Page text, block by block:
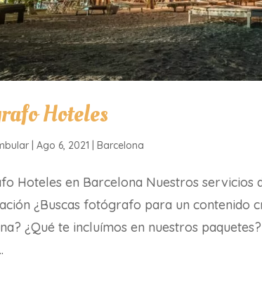
Hoteles
|Ago 6, 2021 Barcelona
Hoteles en Barcelona Nuestros servicios
¿Buscas fotógrafo para un contenido
¿Qué te incluímos en nuestros